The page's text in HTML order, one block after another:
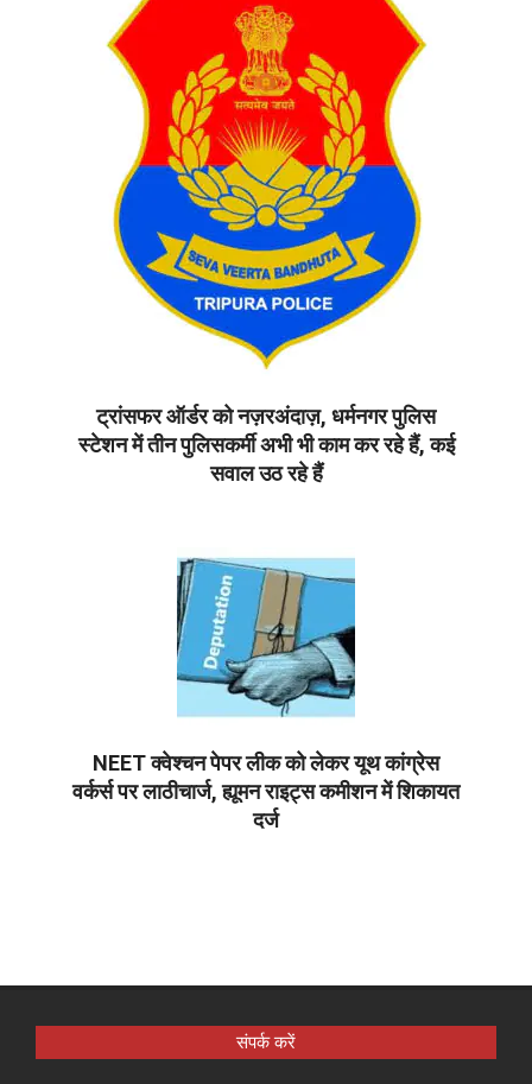
ट्रांसफर ऑर्डर को नज़रअंदाज़, धर्मनगर पुलिस
स्टेशन में तीन पुलिसकर्मी अभी भी काम कर रहे हैं, कई
सवाल उठ रहे हैं
NEET क्वेश्चन पेपर लीक को लेकर यूथ कांग्रेस
वर्कर्स पर लाठीचार्ज, ह्यूमन राइट्स कमीशन में शिकायत
दर्ज
संपर्क करें